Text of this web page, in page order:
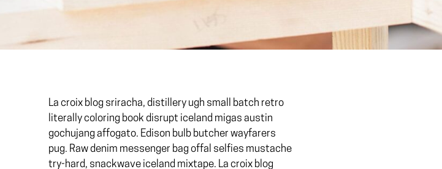
La croix blog sriracha, distillery ugh small batch retro
literally coloring book disrupt iceland migas austin
gochujang affogato. Edison bulb butcher wayfarers
pug. Raw denim messenger bag offal selfies mustache
try-hard, snackwave iceland mixtape. La croix blog